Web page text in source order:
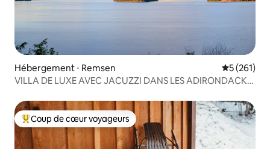
Hébergement ⋅ Remsen Évaluation
5 (261)
VILLA DE LUXE AVEC JACUZZI DANS LES ADIRONDACKS
Coups de cœur voyageurs les plus appréciés
Coup de cœur voyageurs